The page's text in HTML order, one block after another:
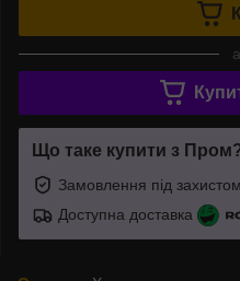
Що таке купити з
Замовлення під захистом
Доступна доставка